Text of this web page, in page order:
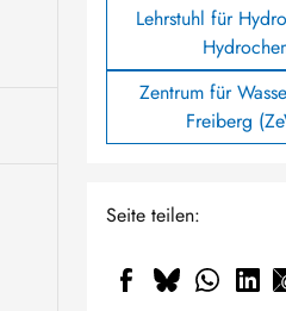
Lehrstuhl für
Zentrum für
Freiberg
Seite teilen: